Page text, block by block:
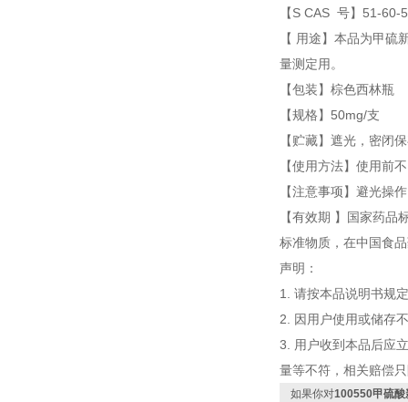
【S CAS 号】51-60-5
【 用途】本品为甲
量测定用。
【包装】棕色西林瓶
【规格】50mg/支
【贮藏】遮光，密闭
【使用方法】使用前
【注意事项】避光操
【有效期 】国家药品
标准物质，在中国食
声明：
1. 请按本品说明书规
2. 因用户使用或储存
3. 用户收到本品后应
量等不符，相关赔偿
如果你对100550甲硫酸